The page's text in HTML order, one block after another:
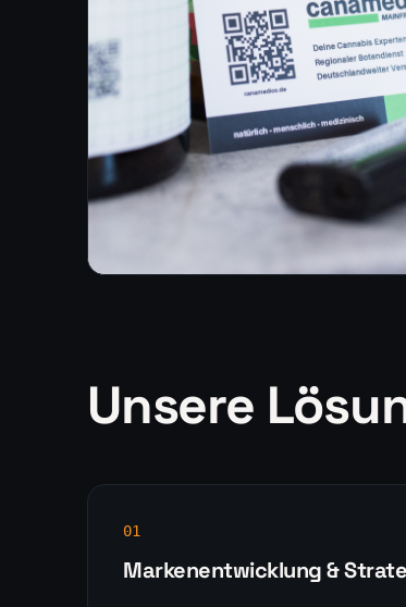
Unsere
01
Markenentwicklung &